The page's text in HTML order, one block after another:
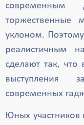
современным
торжественные
уклоном.
реалистичным
сделают так,
выступления
современных
Юных